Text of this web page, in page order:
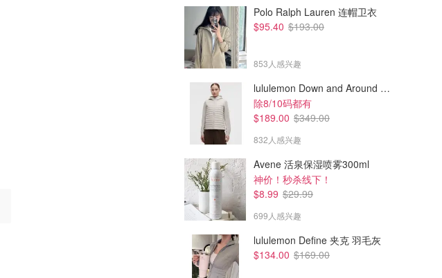
Polo Ralph Lauren 连帽卫衣
$95.40 $193.00
853人感兴趣
lululemon Down and Around 羽绒夹克
除8/10码都有
$189.00 $349.00
832人感兴趣
Avene 活泉保湿喷雾300ml
神价！秒杀线下！
$8.99 $29.99
699人感兴趣
lululemon Define 夹克 羽毛灰
$134.00 $169.00